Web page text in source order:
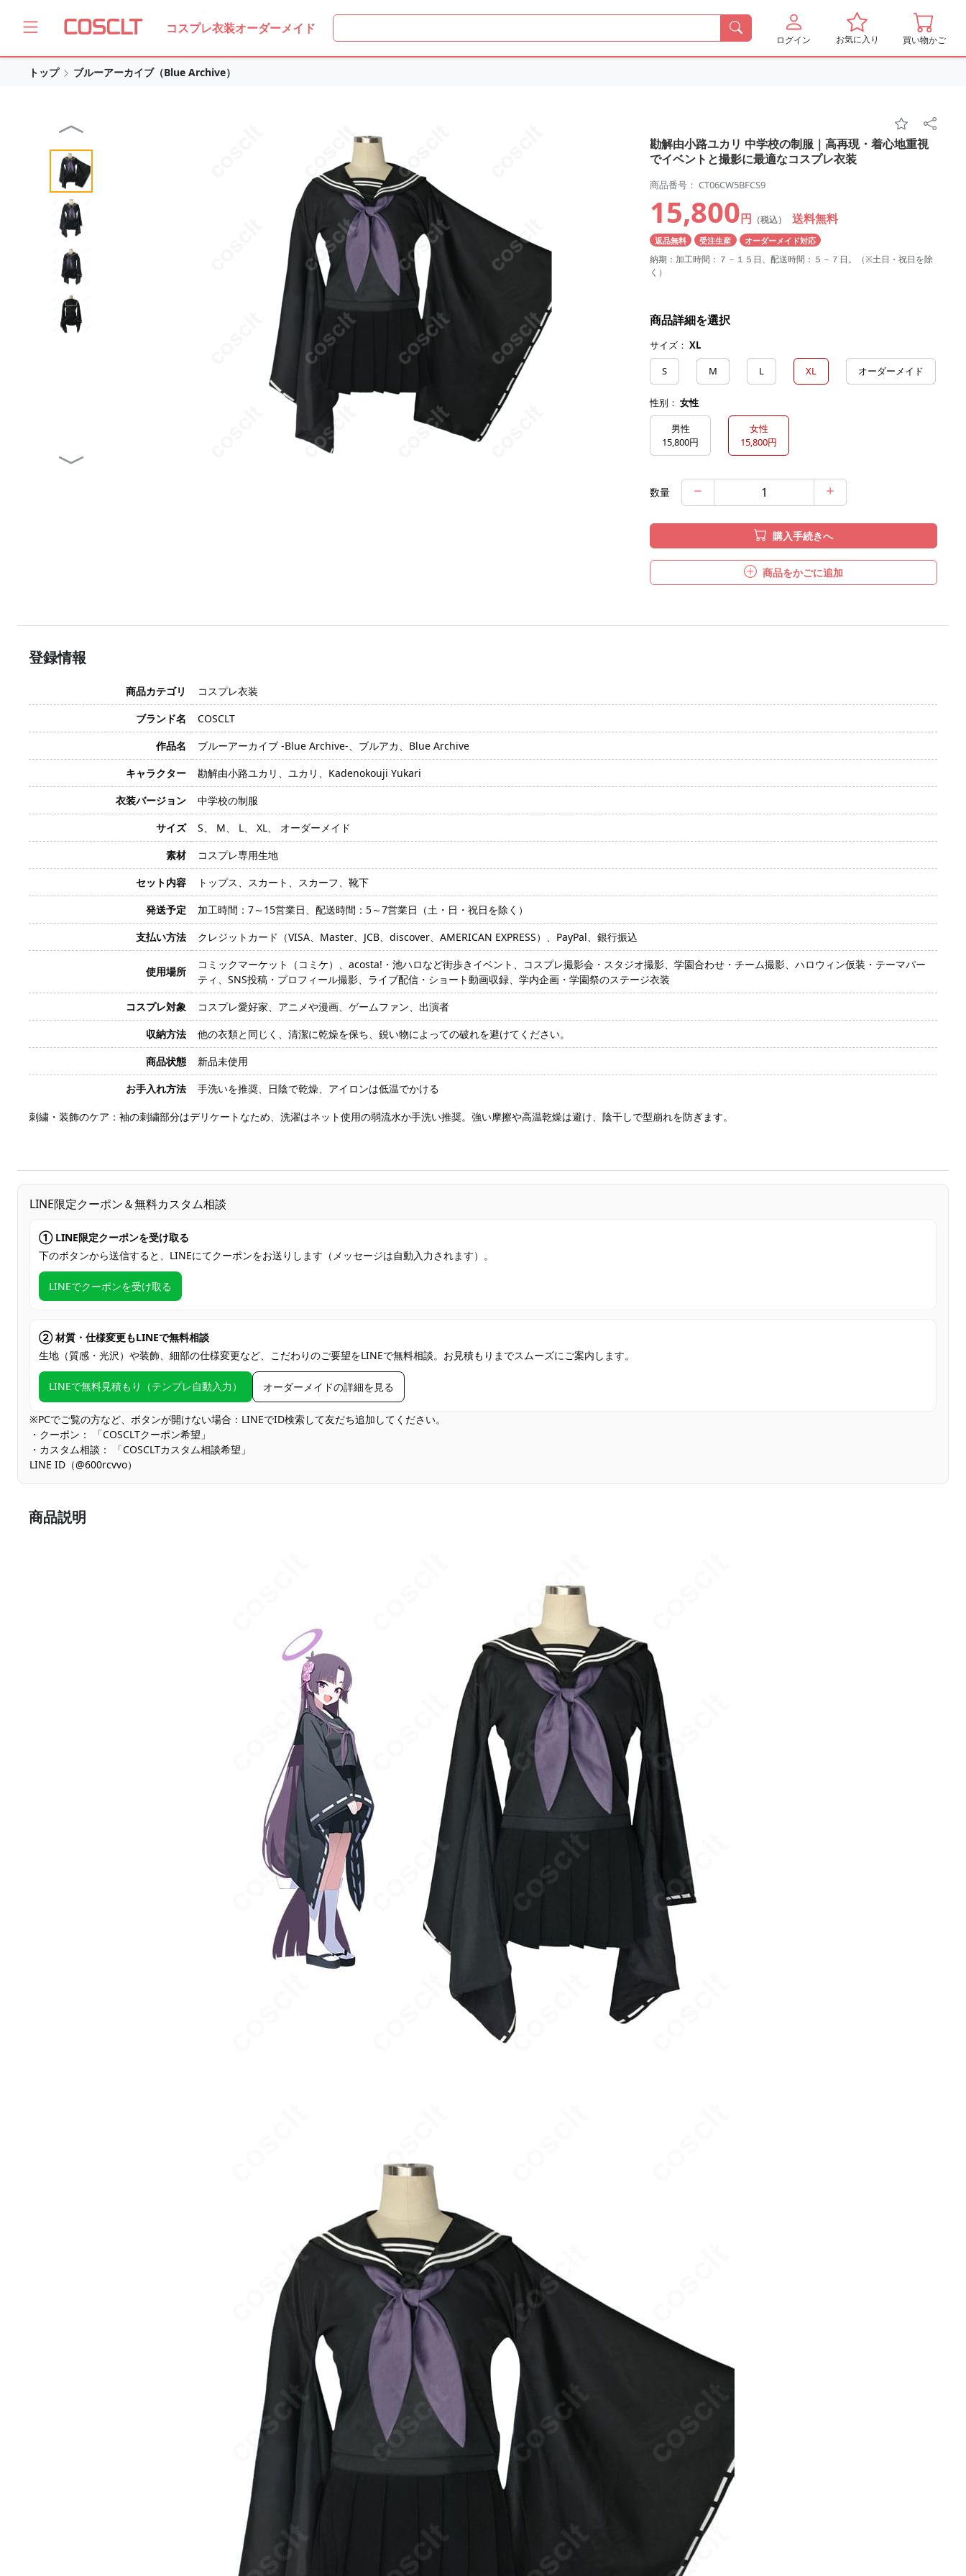
コスプレ衣装オーダーメイド
ログイン お気に入り 買い物かご
トップ ブルーアーカイブ（Blue Archive）
勘解由小路ユカリ 中学校の制服｜高再現・着心地重視
でイベントと撮影に最適なコスプレ衣装
商品番号： CT06CW5BFCS9
15,800円 （税込） 送料無料
返品無料 受注生産 オーダーメイド対応
納期：加工時間：７－１５日、配送時間：５－７日。（※土日・祝日を除
く）
商品詳細を選択
サイズ： XL
S
M L XL オーダーメイド
性别： 女性
男性
15,800円
女性
15,800円
数量
購入手続きへ
商品をかごに追加
登録情報
商品カテゴリ
コスプレ衣装
ブランド名
COSCLT
作品名
ブルーアーカイブ -Blue Archive-、ブルアカ、Blue Archive
キャラクター
勘解由小路ユカリ、ユカリ、Kadenokouji Yukari
衣装バージョン
中学校の制服
サイズ
S、 M、 L、 XL、 オーダーメイド
素材
コスプレ専用生地
セット内容
トップス、スカート、スカーフ、靴下
発送予定
加工時間：7～15営業日、配送時間：5～7営業日（土・日・祝日を除く）
支払い方法
クレジットカード（VISA、Master、JCB、discover、AMERICAN EXPRESS）、PayPal、銀行振込
使用場所
コミックマーケット（コミケ）、acosta!・池ハロなど街歩きイベント、コスプレ撮影会・スタジオ撮影、学園合わせ・チーム撮影、ハロウィン仮装・テーマパー
ティ、SNS投稿・プロフィール撮影、ライブ配信・ショート動画収録、学内企画・学園祭のステージ衣装
コスプレ対象
コスプレ愛好家、アニメや漫画、ゲームファン、出演者
収納方法
他の衣類と同じく、清潔に乾燥を保ち、鋭い物によっての破れを避けてください。
商品状態
新品未使用
お手入れ方法
手洗いを推奨、日陰で乾燥、アイロンは低温でかける
刺繍・装飾のケア：袖の刺繍部分はデリケートなため、洗濯はネット使用の弱流水か手洗い推奨。強い摩擦や高温乾燥は避け、陰干しで型崩れを防ぎます。
LINE限定クーポン＆無料カスタム相談
① LINE限定クーポンを受け取る
下のボタンから送信すると、LINEにてクーポンをお送りします（メッセージは自動入力されます）。
LINEでクーポンを受け取る
② 材質・仕様変更もLINEで無料相談
生地（質感・光沢）や装飾、細部の仕様変更など、こだわりのご要望をLINEで無料相談。お見積もりまでスムーズにご案内します。
LINEで無料見積もり（テンプレ自動入力） オーダーメイドの詳細を見る
※PCでご覧の方など、ボタンが開けない場合：LINEでID検索して友だち追加してください。
・クーポン： 「COSCLTクーポン希望」
・カスタム相談： 「COSCLTカスタム相談希望」
LINE ID（@600rcvvo）
商品説明